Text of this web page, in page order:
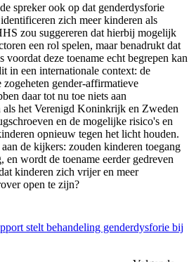
spreker ook op dat genderdysforie
zich meer kinderen als
zou suggereren dat hierbij mogelijk
een rol spelen, maar benadrukt dat
voordat deze toename echt begrepen kan
in een internationale context: de
zogeheten gender-affirmatieve
daar tot nu toe niets aan
het Verenigd Koninkrijk en Zweden
en de mogelijke risico's en
opnieuw tegen het licht houden.
de kijkers: zouden kinderen toegang
en wordt de toename eerder gedreven
kinderen zich vrijer en meer
open te zijn?
stelt behandeling genderdysforie bij